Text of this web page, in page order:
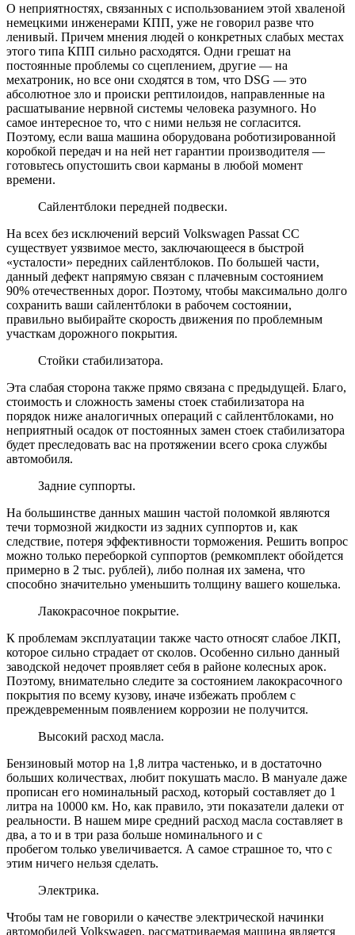
О неприятностях, связанных с использованием этой хваленой
немецкими инженерами КПП, уже не говорил разве что
ленивый. Причем мнения людей о конкретных слабых местах
этого типа КПП сильно расходятся. Одни грешат на
постоянные проблемы со сцеплением, другие — на
мехатроник, но все они сходятся в том, что DSG — это
абсолютное зло и происки рептилоидов, направленные на
расшатывание нервной системы человека разумного. Но
самое интересное то, что с ними нельзя не согласится.
Поэтому, если ваша машина оборудована роботизированной
коробкой передач и на ней нет гарантии производителя —
готовьтесь опустошить свои карманы в любой момент
времени.
Сайлентблоки передней подвески.
На всех без исключений версий Volkswagen Passat CC
существует уязвимое место, заключающееся в быстрой
«усталости» передних сайлентблоков. По большей части,
данный дефект напрямую связан с плачевным состоянием
90% отечественных дорог. Поэтому, чтобы максимально долго
сохранить ваши сайлентблоки в рабочем состоянии,
правильно выбирайте скорость движения по проблемным
участкам дорожного покрытия.
Стойки стабилизатора.
Эта слабая сторона также прямо связана с предыдущей. Благо,
стоимость и сложность замены стоек стабилизатора на
порядок ниже аналогичных операций с сайлентблоками, но
неприятный осадок от постоянных замен стоек стабилизатора
будет преследовать вас на протяжении всего срока службы
автомобиля.
Задние суппорты.
На большинстве данных машин частой поломкой являются
течи тормозной жидкости из задних суппортов и, как
следствие, потеря эффективности торможения. Решить вопрос
можно только переборкой суппортов (ремкомплект обойдется
примерно в 2 тыс. рублей), либо полная их замена, что
способно значительно уменьшить толщину вашего кошелька.
Лакокрасочное покрытие.
К проблемам эксплуатации также часто относят слабое ЛКП,
которое сильно страдает от сколов. Особенно сильно данный
заводской недочет проявляет себя в районе колесных арок.
Поэтому, внимательно следите за состоянием лакокрасочного
покрытия по всему кузову, иначе избежать проблем с
преждевременным появлением коррозии не получится.
Высокий расход масла.
Бензиновый мотор на 1,8 литра частенько, и в достаточно
больших количествах, любит покушать масло. В мануале даже
прописан его номинальный расход, который составляет до 1
литра на 10000 км. Но, как правило, эти показатели далеки от
реальности. В нашем мире средний расход масла составляет в
два, а то и в три раза больше номинального и с
пробегом только увеличивается. А самое страшное то, что с
этим ничего нельзя сделать.
Электрика.
Чтобы там не говорили о качестве электрической начинки
автомобилей Volkswagen, рассматриваемая машина является